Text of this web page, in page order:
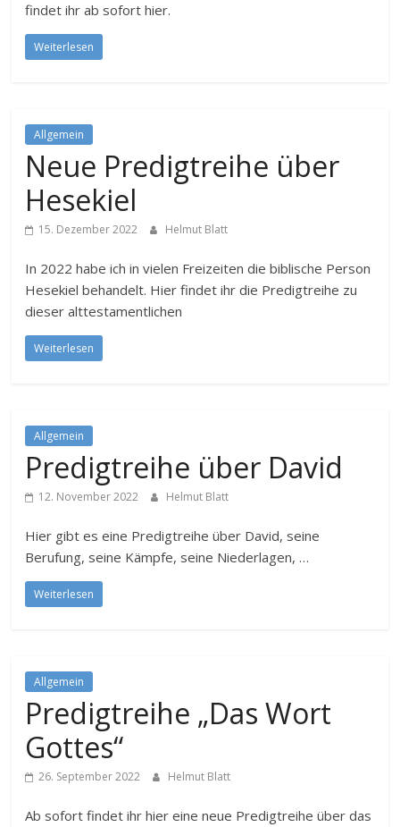
findet ihr ab sofort hier.
Weiterlesen
Allgemein
Neue Predigtreihe über
Hesekiel
15. Dezember 2022 Helmut Blatt
In 2022 habe ich in vielen Freizeiten die biblische Person
Hesekiel behandelt. Hier findet ihr die Predigtreihe zu
dieser alttestamentlichen
Weiterlesen
Allgemein
Predigtreihe über David
12. November 2022 Helmut Blatt
Hier gibt es eine Predigtreihe über David, seine
Berufung, seine Kämpfe, seine Niederlagen, …
Weiterlesen
Allgemein
Predigtreihe „Das Wort
Gottes“
26. September 2022 Helmut Blatt
Ab sofort findet ihr hier eine neue Predigtreihe über das